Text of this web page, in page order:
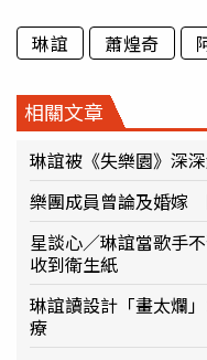
琳誼 蕭煌奇
相關文章
琳誼被《失樂園》深
樂團成員曾論及婚嫁
星談心／琳誼當歌手
收到衛生紙
琳誼讀設計「畫太爛
療